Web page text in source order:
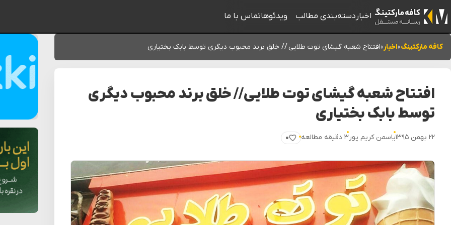
اخبار دسته‌بندی مطالب ویدئوهاتماس با ما
کافه مارکتینگ»اخبار»افتتاح شعبه گیشای توت طلایی // خلق برند محبوب دیگری توسط بابک بختیاری
افتتاح شعبه گیشای توت طلایی // خلق برند محبوب دیگری
توسط بابک بختیاری
۲۲ بهمن ۱۳۹۵ یاسمن کریم پور۳ دقیقه مطالعه ۰
پسندیدن
ایمیل شما